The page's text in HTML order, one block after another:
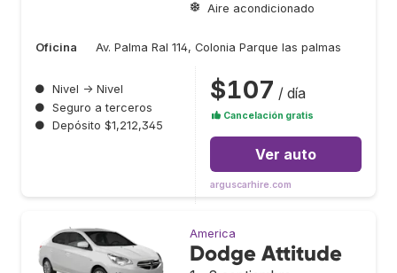
Aire acondicionado
Oficina Av. Palma Ral 114, Colonia Parque las palmas
● Nivel → Nivel
● Seguro a terceros
● Depósito $1,212,345
$107 / día
Cancelación gratis
Ver auto
arguscarhire.com
America
Dodge Attitude